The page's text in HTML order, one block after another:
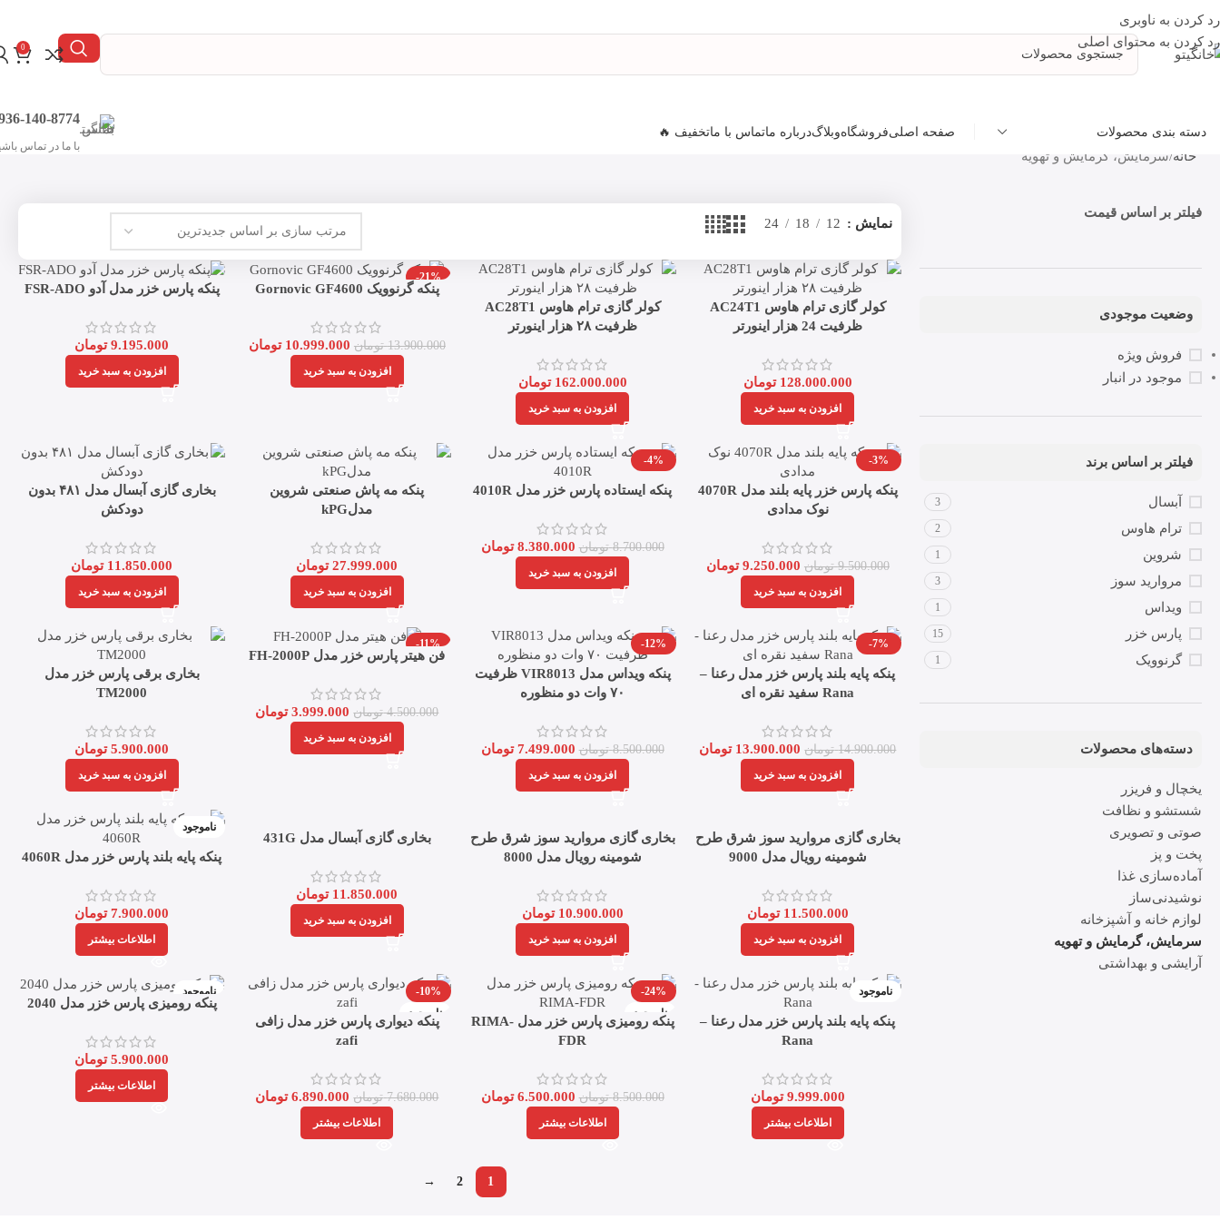
رد کردن به ناوبری
رد کردن به محتوای اصلی
0
دسته بندی محصولات صفحه اصلیفروشگاهوبلاگدرباره ماتماس با ماتخفیف 🔥
140-8774
با ما در تماس
خانه سرمایش، گرمایش و تهویه
فیلتر بر اساس قیمت
وضعیت موجودی
فروش ویژه
موجود در انبار
فیلتر بر اساس برند
آبسال 3
ترام هاوس 2
شروین 1
مروارید سوز 3
ویداس 1
پارس خزر 15
گرنوویک 1
دسته‌های محصولات
یخچال و فریزر
شستشو و نظافت
صوتی و تصویری
پخت و پز
آماده‌سازی غذا
نوشیدنی‌ساز
لوازم خانه و آشپزخانه
سرمایش، گرمایش و تهویه
آرایشی و بهداشتی
نمایش 12
18
24
کولر گازی ترام هاوس AC24T1
ظرفیت 24 هزار اینورتر
128.000.000 تومان
افزودن به سبد خرید
کولر گازی ترام هاوس AC28T1
ظرفیت ۲۸ هزار اینورتر
162.000.000 تومان
افزودن به سبد خرید
-21%
پنکه گرنوویک Gornovic GF4600
13.900.000 تومان 10.999.000 تومان
افزودن به سبد خرید
پنکه پارس خزر مدل آدو FSR-ADO
9.195.000 تومان
افزودن به سبد خرید
-3%
پنكه پارس خزر پايه بلند مدل 4070R
نوک مدادی
9.500.000 تومان 9.250.000 تومان
افزودن به سبد خرید
-4%
پنکه ایستاده پارس خزر مدل 4010R
8.700.000 تومان 8.380.000 تومان
افزودن به سبد خرید
پنکه مه پاش صنعتی شروین
مدلkPG
27.999.000 تومان
افزودن به سبد خرید
بخاری گازی آبسال مدل ۴۸۱ بدون
دودکش
11.850.000 تومان
افزودن به سبد خرید
-7%
پنکه پایه بلند پارس خزر مدل رعنا –
Rana سفید نقره ای
14.900.000 تومان 13.900.000 تومان
افزودن به سبد خرید
-12%
پنکه ویداس مدل VIR8013 ظرفیت
۷۰ وات دو منظوره
8.500.000 تومان 7.499.000 تومان
افزودن به سبد خرید
-11%
فن هیتر پارس خزر مدل FH-2000P
4.500.000 تومان 3.999.000 تومان
افزودن به سبد خرید
بخاری برقی پارس خزر مدل
TM2000
5.900.000 تومان
افزودن به سبد خرید
بخاری گازی مروارید سوز شرق طرح
شومینه رویال مدل 9000
11.500.000 تومان
افزودن به سبد خرید
بخاری گازی مروارید سوز شرق طرح
شومینه رویال مدل 8000
10.900.000 تومان
افزودن به سبد خرید
بخاری گازی آبسال مدل 431G
11.850.000 تومان
افزودن به سبد خرید
ناموجود
پنکه پایه بلند پارس خزر مدل 4060R
7.900.000 تومان
اطلاعات بیشتر
ناموجود
پنکه پایه بلند پارس خزر مدل رعنا –
Rana
9.999.000 تومان
اطلاعات بیشتر
-24%
ناموجود
پنکه رومیزی پارس خزر مدل RIMA-
FDR
8.500.000 تومان 6.500.000 تومان
اطلاعات بیشتر
-10%
ناموجود
پنکه دیواری پارس خزر مدل زافی
zafi
7.680.000 تومان 6.890.000 تومان
اطلاعات بیشتر
ناموجود
پنکه رومیزی پارس خزر مدل 2040
5.900.000 تومان
اطلاعات بیشتر
1
2
→